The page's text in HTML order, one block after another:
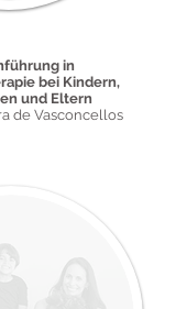
in
bei Kindern,
und Eltern
de Vasconcellos